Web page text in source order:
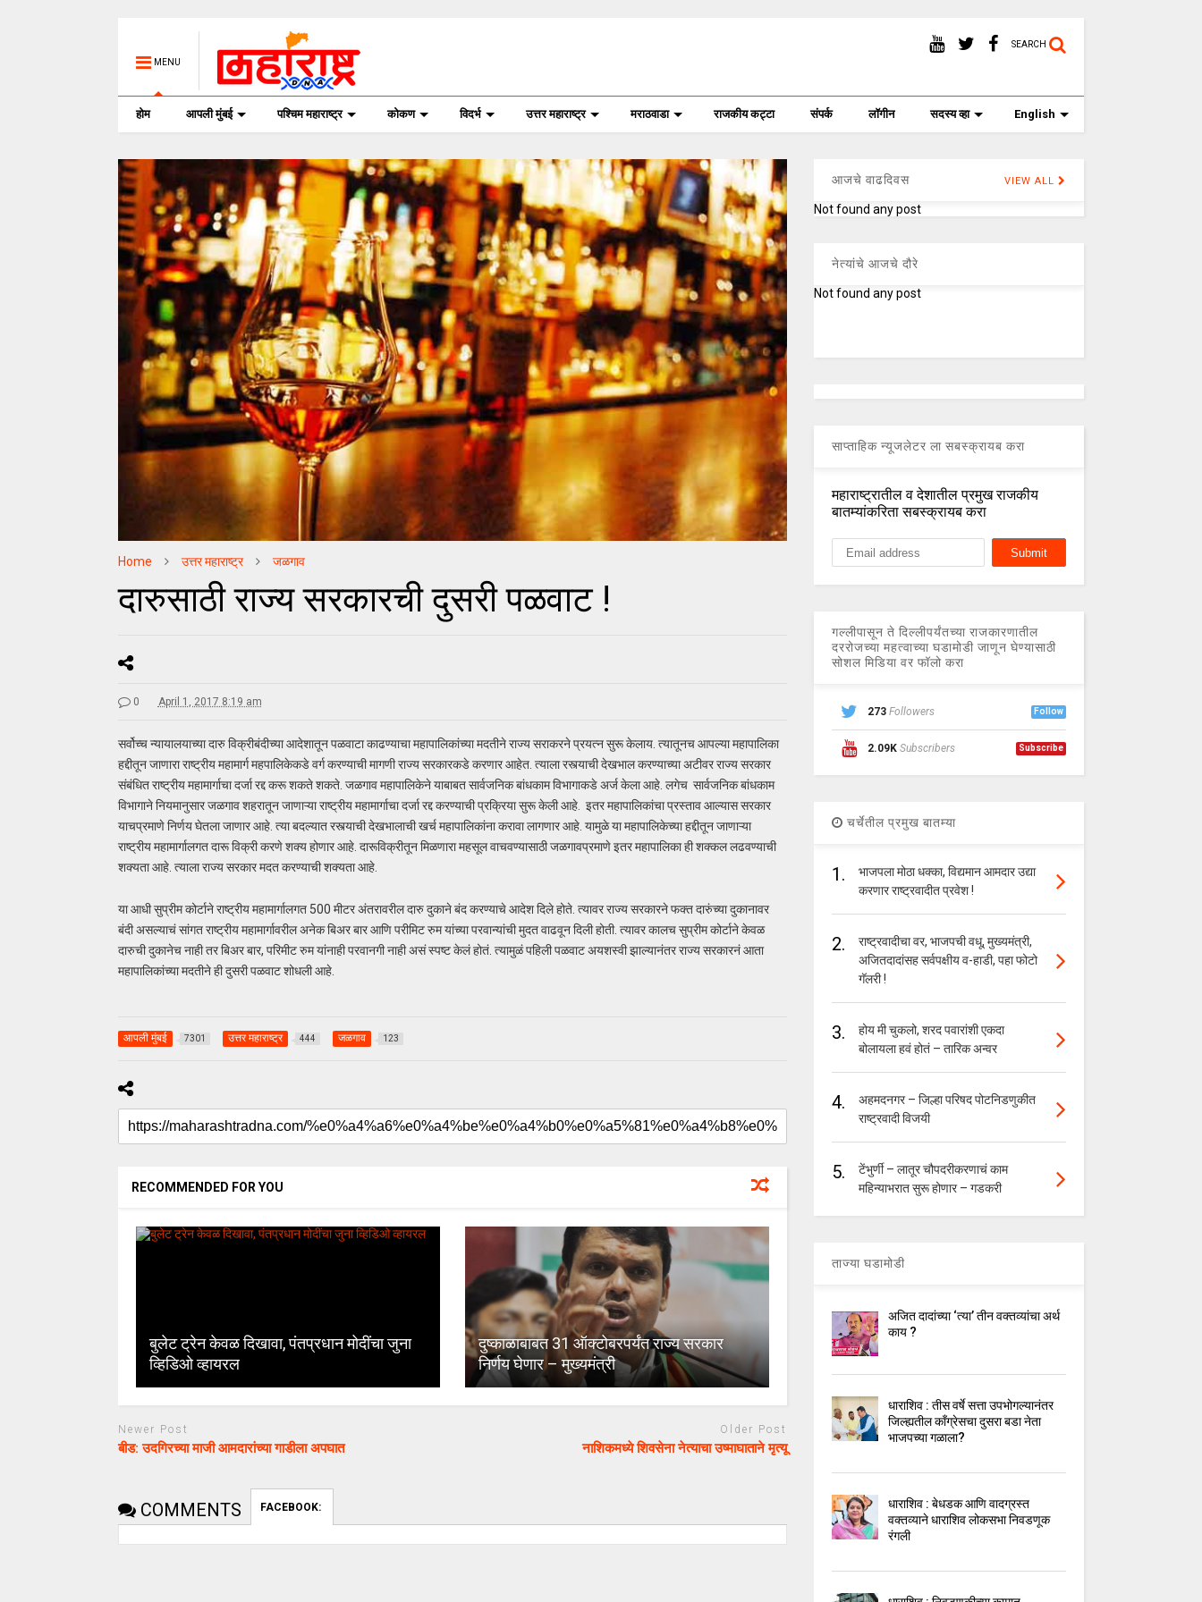
MENU
SEARCH
होम आपली मुंबई पश्चिम महाराष्ट्र कोकण विदर्भ उत्तर महाराष्ट्र मराठवाडा राजकीय कट्टा संपर्क लॉगीन सदस्य व्हा English
Home उत्तर महाराष्ट्र जळगाव
दारुसाठी राज्य सरकारची दुसरी पळवाट !
0 April 1, 2017 8:19 am
सर्वोच्च न्यायालयाच्या दारु विक्रीबंदीच्या आदेशातून पळवाटा काढण्याचा महापालिकांच्या मदतीने राज्य सराकरने प्रयत्न सुरू केलाय. त्यातूनच आपल्या महापालिका
हद्दीतून जाणारा राष्ट्रीय महामार्ग महपालिकेकडे वर्ग करण्याची मागणी राज्य सरकारकडे करणार आहेत. त्याला रस्त्याची देखभाल करण्याच्या अटीवर राज्य सरकार
संबंधित राष्ट्रीय महामार्गाचा दर्जा रद्द करू शकते शकते. जळगाव महापालिकेने याबाबत सार्वजनिक बांधकाम विभागाकडे अर्ज केला आहे. लगेच सार्वजनिक बांधकाम
विभागाने नियमानुसार जळगाव शहरातून जाणाऱ्या राष्ट्रीय महामार्गाचा दर्जा रद्द करण्याची प्रक्रिया सुरू केली आहे. इतर महापालिकांचा प्रस्ताव आल्यास सरकार
याचप्रमाणे निर्णय घेतला जाणार आहे. त्या बदल्यात रस्त्याची देखभालाची खर्च महापालिकांना करावा लागणार आहे. यामुळे या महापालिकेच्या हद्दीतून जाणाऱ्या
राष्ट्रीय महामार्गालगत दारू विक्री करणे शक्य होणार आहे. दारूविक्रीतून मिळणारा महसूल वाचवण्यासाठी जळगावप्रमाणे इतर महापालिका ही शक्कल लढवण्याची
शक्यता आहे. त्याला राज्य सरकार मदत करण्याची शक्यता आहे.
या आधी सुप्रीम कोर्टाने राष्ट्रीय महामार्गालगत 500 मीटर अंतरावरील दारु दुकाने बंद करण्याचे आदेश दिले होते. त्यावर राज्य सरकारने फक्त दारुंच्या दुकानावर
बंदी असल्याचं सांगत राष्ट्रीय महामार्गावरील अनेक बिअर बार आणि परीमिट रुम यांच्या परवान्यांची मुदत वाढवून दिली होती. त्यावर कालच सुप्रीम कोर्टाने केवळ
दारुची दुकानेच नाही तर बिअर बार, परिमीट रुम यांनाही परवानगी नाही असं स्पष्ट केलं होतं. त्यामुळं पहिली पळवाट अयशस्वी झाल्यानंतर राज्य सरकारनं आता
महापालिकांच्या मदतीने ही दुसरी पळवाट शोधली आहे.
आपली मुंबई 7301 उत्तर महाराष्ट्र 444 जळगाव 123
RECOMMENDED FOR YOU
बुलेट ट्रेन केवळ दिखावा, पंतप्रधान मोदींचा जुना
व्हिडिओ व्हायरल
दुष्काळाबाबत 31 ऑक्टोबरपर्यंत राज्य सरकार
निर्णय घेणार – मुख्यमंत्री
Newer Post
बीड: उदगिरच्‍या माजी आमदारांच्या गाडीला अपघात
Older Post
नाशिकमध्ये शिवसेना नेत्याचा उष्माघाताने मृत्यू
COMMENTS FACEBOOK:
आजचे वाढदिवस VIEW ALL
Not found any post
नेत्यांचे आजचे दौरे
Not found any post
साप्ताहिक न्यूजलेटर ला सबस्क्रायब करा
महाराष्ट्रातील व देशातील प्रमुख राजकीय
बातम्यांकरिता सबस्क्रायब करा
गल्लीपासून ते दिल्लीपर्यंतच्या राजकारणातील
दररोजच्या महत्वाच्या घडामोडी जाणून घेण्यासाठी
सोशल मिडिया वर फॉलो करा
273 Followers Follow
2.09K Subscribers Subscribe
चर्चेतील प्रमुख बातम्या
1.
भाजपला मोठा धक्का, विद्यमान आमदार उद्या
करणार राष्ट्रवादीत प्रवेश !
2.
राष्ट्रवादीचा वर, भाजपची वधू, मुख्यमंत्री,
अजितदादांसह सर्वपक्षीय व-हाडी, पहा फोटो
गॅलरी !
3.
होय मी चुकलो, शरद पवारांशी एकदा
बोलायला हवं होतं – तारिक अन्वर
4.
अहमदनगर – जिल्हा परिषद पोटनिडणुकीत
राष्ट्रवादी विजयी
5.
टेंभुर्णी – लातूर चौपदरीकरणाचं काम
महिन्याभरात सुरू होणार – गडकरी
ताज्या घडामोडी
अजित दादांच्या ‘त्या’ तीन वक्तव्यांचा अर्थ
काय ?
धाराशिव : तीस वर्षे सत्ता उपभोगल्यानंतर
जिल्ह्यतील कॉंग्रेसचा दुसरा बडा नेता
भाजपच्या गळाला?
धाराशिव : बेधडक आणि वादग्रस्त
वक्तव्याने धाराशिव लोकसभा निवडणूक
रंगली